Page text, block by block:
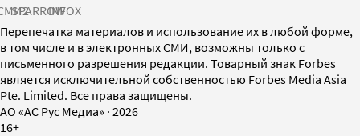
SPARROWINFOX
Перепечатка материалов и использование их в любой форме,
в том числе и в электронных СМИ, возможны только с
письменного разрешения редакции. Товарный знак Forbes
является исключительной собственностью Forbes Media Asia
Pte. Limited. Все права защищены.
AO «АС Рус Медиа» · 2026
16+